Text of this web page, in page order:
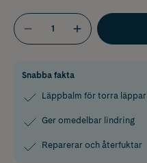
Snabba fakta
Läppbalm för torra läppar
Ger omedelbar lindring
Reparerar och återfuktar